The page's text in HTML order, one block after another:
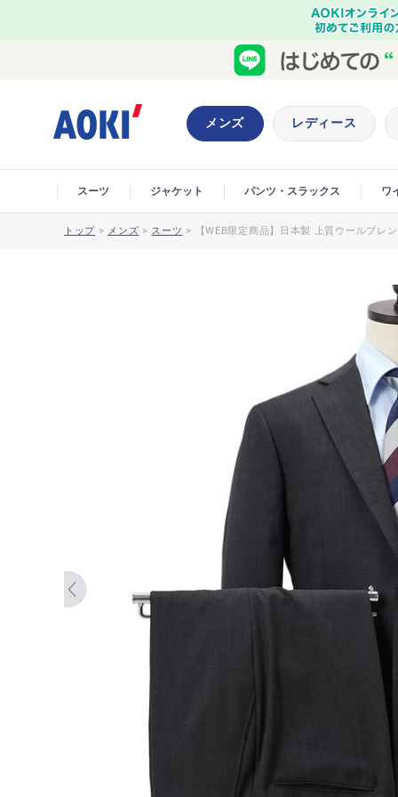
メンズ レディース
スーツ ジャケット パンツ・スラックス ワ
トップ > メンズ > スーツ > 【WEB限定商品】日本製 上質ウールブ